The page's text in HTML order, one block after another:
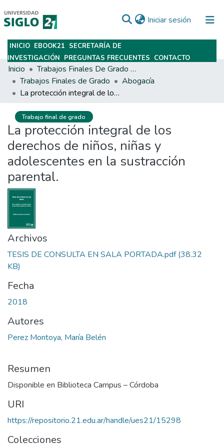
Iniciar sesión (current)
Subir
INICIO EBOOK21 SECRETARÍA DE
INVESTIGACIÓN PREGUNTAS FRECUENTES CONTACTO
Inicio
Trabajos Finales De Grado Y Posgrado
Trabajos Finales de Grado
Abogacía
La protección integral de los derechos de niños, niñas y adolescentes en la sustracción parental.
Trabajo final de grado
La protección integral de los
derechos de niños, niñas y
adolescentes en la sustracción
parental.
Archivos
TESIS DE CONSULTA EN SALA PORTADA.pdf(38.32
KB)
Fecha
2018
Autores
Perez Montoya, María Belén
Resumen
Disponible en Biblioteca Campus – Córdoba
URI
https://repositorio.21.edu.ar/handle/ues21/15298
Colecciones